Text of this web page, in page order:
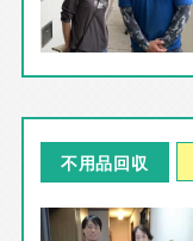
不用品回収